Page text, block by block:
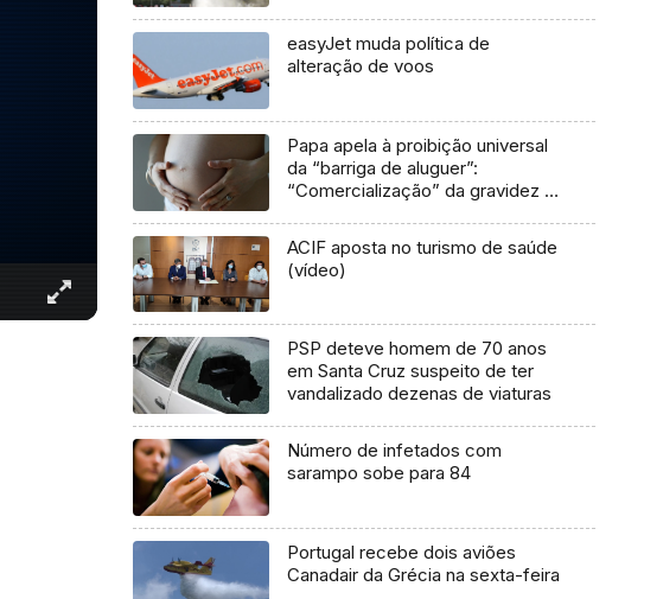
easyJet muda política de
alteração de voos
Papa apela à proibição universal
da “barriga de aluguer”:
“Comercialização” da gravidez é
ACIF aposta no turismo de saúde
(vídeo)
PSP deteve homem de 70 anos
em Santa Cruz suspeito de ter
vandalizado dezenas de viaturas
Número de infetados com
sarampo sobe para 84
Portugal recebe dois aviões
Canadair da Grécia na sexta-feira